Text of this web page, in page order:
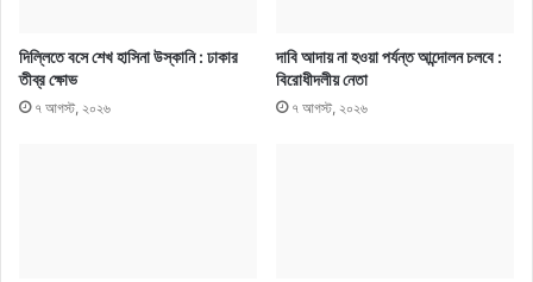
দিল্লিতে বসে শেখ হাসিনা উস্কানি : ঢাকার
তীব্র ক্ষোভ
৭ আগস্ট, ২০২৬
দাবি আদায় না হওয়া পর্যন্ত আন্দোলন চলবে :
বিরোধীদলীয় নেতা
৭ আগস্ট, ২০২৬